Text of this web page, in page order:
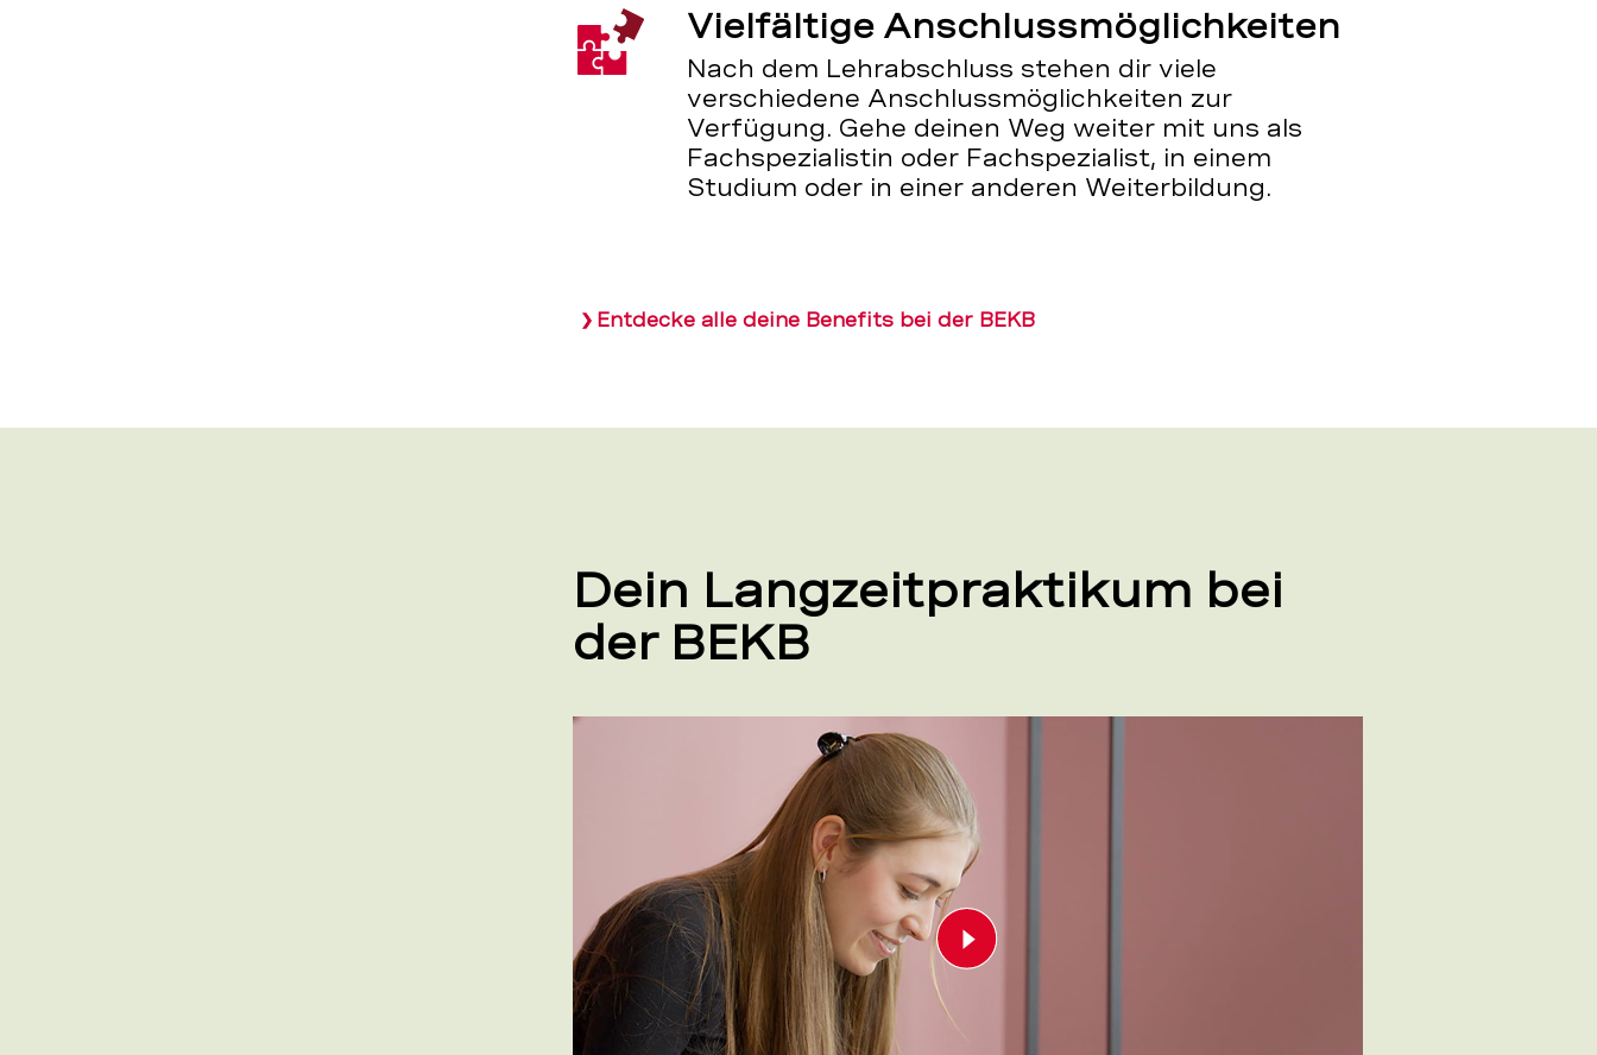
Vielfältige Anschlussmöglichkeiten
Nach dem Lehrabschluss stehen dir viele
verschiedene Anschlussmöglichkeiten zur
Verfügung. Gehe deinen Weg weiter mit uns als
Fachspezialistin oder Fachspezialist, in einem
Studium oder in einer anderen Weiterbildung.
Entdecke alle deine Benefits bei der BEKB
Dein Langzeitpraktikum bei
der BEKB